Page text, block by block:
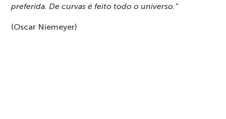
preferida. De curvas é feito todo o universo.”
(Oscar Niemeyer)